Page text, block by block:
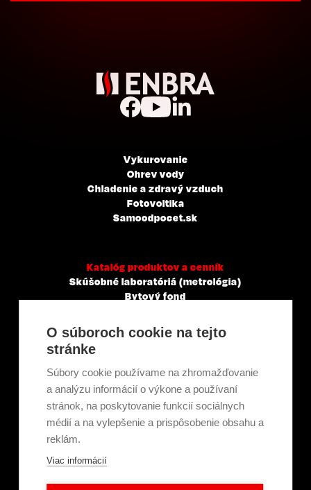
Vykurovanie
Ohrev vody
Chladenie a zdravý vzduch
Fotovoltika
Samoodpocet.sk
Katalóg produktov a cenník
Skúšobné laboratóriá (metrológia)
Bytový fond
Mestá a obce
Tepelné elektrárne a priemysel
Developeri
Školenie a technické poradenstvo
Kariéra
O súboroch cookie na tejto
stránke
Súbory cookie používame na zhromažďovanie
a analýzu informácií o výkone a používaní
stránok, na poskytovanie funkcií sociálnych
médií a na vylepšenie a prispôsobenie obsahu a
reklám.
Viac informácií